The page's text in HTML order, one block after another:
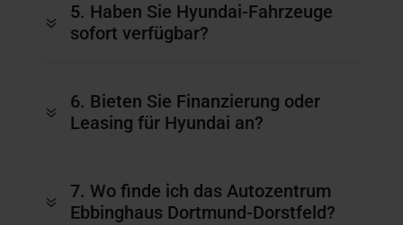
7
5. Haben Sie Hyundai-Fahrzeuge
sofort verfügbar?
7
6. Bieten Sie Finanzierung oder
Leasing für Hyundai an?
7
7. Wo finde ich das Autozentrum
Ebbinghaus Dortmund-Dorstfeld?